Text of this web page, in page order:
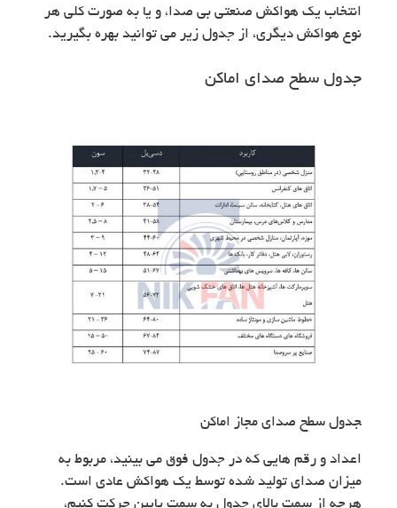
انتخاب یک هواکش صنعتی بی صدا، و یا به صورت کلی هر
نوع هواکش دیگری، از جدول زیر می توانید بهره بگیرید.
جدول سطح صدای اماکن
‍جدول سطح صدای مجاز اماکن
اعداد و رقم هایی که در جدول فوق می بینید، مربوط به
میزان صدای تولید شده توسط یک هواکش عادی است.